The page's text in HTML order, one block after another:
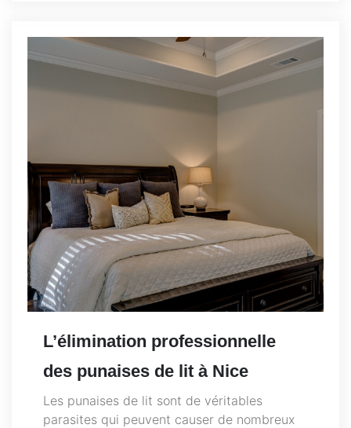
L’élimination professionnelle
des punaises de lit à Nice
Les punaises de lit sont de véritables
parasites qui peuvent causer de nombreux